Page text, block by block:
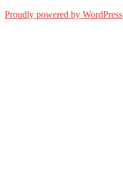
Proudly powered by WordPress